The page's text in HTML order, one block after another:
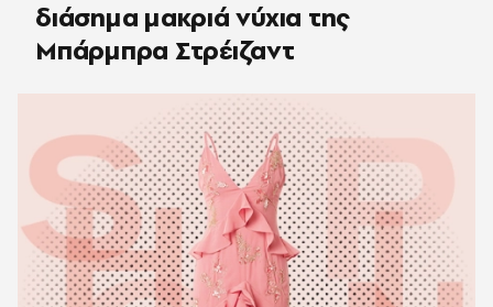
διάσημα μακριά νύχια της
Μπάρμπρα Στρέιζαντ